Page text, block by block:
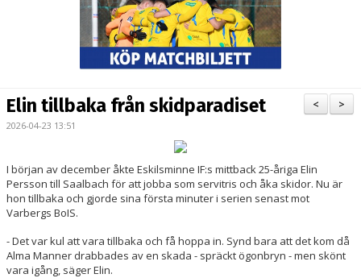
BILDGALLERI
KONTAKT
DIV. 1 SÖDRA
>
<
Elin tillbaka från skidparadiset
2026-04-23 13:51
I början av december åkte Eskilsminne IF:s mittback 25-åriga Elin
Persson till Saalbach för att jobba som servitris och åka skidor. Nu är
hon tillbaka och gjorde sina första minuter i serien senast mot
Varbergs BoIS.
- Det var kul att vara tillbaka och få hoppa in. Synd bara att det kom då
Alma Manner drabbades av en skada - spräckt ögonbryn - men skönt
vara igång, säger Elin.